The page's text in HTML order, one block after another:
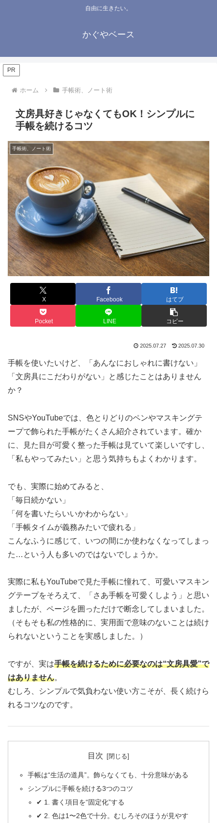
自由に生きたい。
かぐやベース
PR
ホーム 手帳術、ノート術
文房具好きじゃなくてもOK！シンプルに
手帳を続けるコツ
手帳術、ノート術
X Facebook はてブ
Pocket LINE コピー
2025.07.27 2025.07.30
手帳を使いたいけど、「あんなにおしゃれに書けない」
「文房具にこだわりがない」と感じたことはありません
か？
SNSやYouTubeでは、色とりどりのペンやマスキングテ
ープで飾られた手帳がたくさん紹介されています。確か
に、見た目が可愛く整った手帳は見ていて楽しいですし、
「私もやってみたい」と思う気持ちもよくわかります。
でも、実際に始めてみると、
「毎日続かない」
「何を書いたらいいかわからない」
「手帳タイムが義務みたいで疲れる」
こんなふうに感じて、いつの間にか使わなくなってしまっ
た…という人も多いのではないでしょうか。
実際に私もYouTubeで見た手帳に憧れて、可愛いマスキン
グテープをそろえて、「さあ手帳を可愛くしよう」と思い
ましたが、ページを囲っただけで断念してしまいました。
（そもそも私の性格的に、実用面で意味のないことは続け
られないということを実感しました。）
ですが、実は手帳を続けるために必要なのは“文房具愛”で
はありません。
むしろ、シンプルで気負わない使い方こそが、長く続けら
れるコツなのです。
目次
手帳は“生活の道具”。飾らなくても、十分意味がある
シンプルに手帳を続ける3つのコツ
✔ 1. 書く項目を“固定化”する
✔ 2. 色は1〜2色で十分。むしろそのほうが見やす